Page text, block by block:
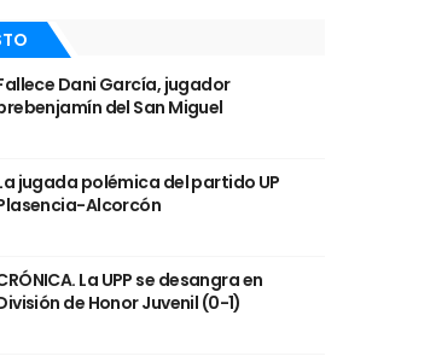
Dani García, jugador
del San Miguel
jugada polémica del partido UP
Alcorcón
La UPP se desangra en
de Honor Juvenil (0-1)